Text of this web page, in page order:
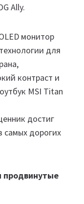
Ally.
монитор
для
контраст и
MSI Titan
достиг
самых дорогих
продвинутые